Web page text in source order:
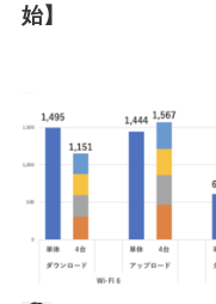
始】